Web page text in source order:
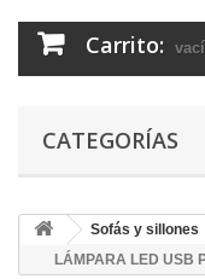
Carrito:
CATEGORÍAS
Sofás y sillones
LÁMPARA LED USB